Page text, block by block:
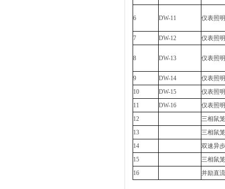
6 DW-11 仪表照
7 DW-12 仪表照
8 DW-13 仪表照
9 DW-14
仪表照
10
DW-15
仪表照
11
DW-16
仪表照
12
三相鼠
13
三相鼠
14
双速异
15
三相鼠
16
并励直